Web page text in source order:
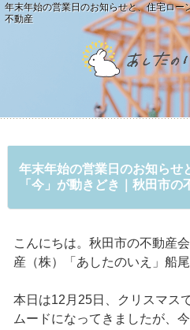
年末年始の営業日のお知らせと、住宅ロー
不動産
年末年始の営業日のお知らせ
「今」が動きどき｜秋田市の
こんにちは。秋田市の不動産
産（株）「あしたのいえ」船尾
本日は12月25日、クリスマス
ムードになってきましたが、